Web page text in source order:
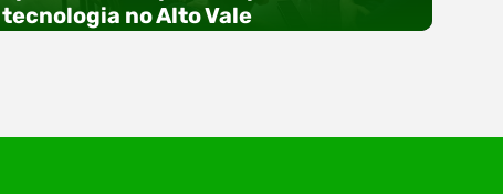
tecnologia no Alto Vale